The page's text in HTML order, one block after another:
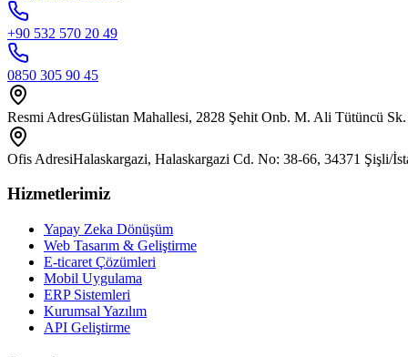
+90 532 570 20 49
0850 305 90 45
Resmi AdresGülistan Mahallesi, 2828 Şehit Onb. M. Ali Tütüncü
Ofis AdresiHalaskargazi, Halaskargazi Cd. No: 38-66, 34371 Şişli/
Hizmetlerimiz
Yapay Zeka Dönüşüm
Web Tasarım & Geliştirme
E-ticaret Çözümleri
Mobil Uygulama
ERP Sistemleri
Kurumsal Yazılım
API Geliştirme